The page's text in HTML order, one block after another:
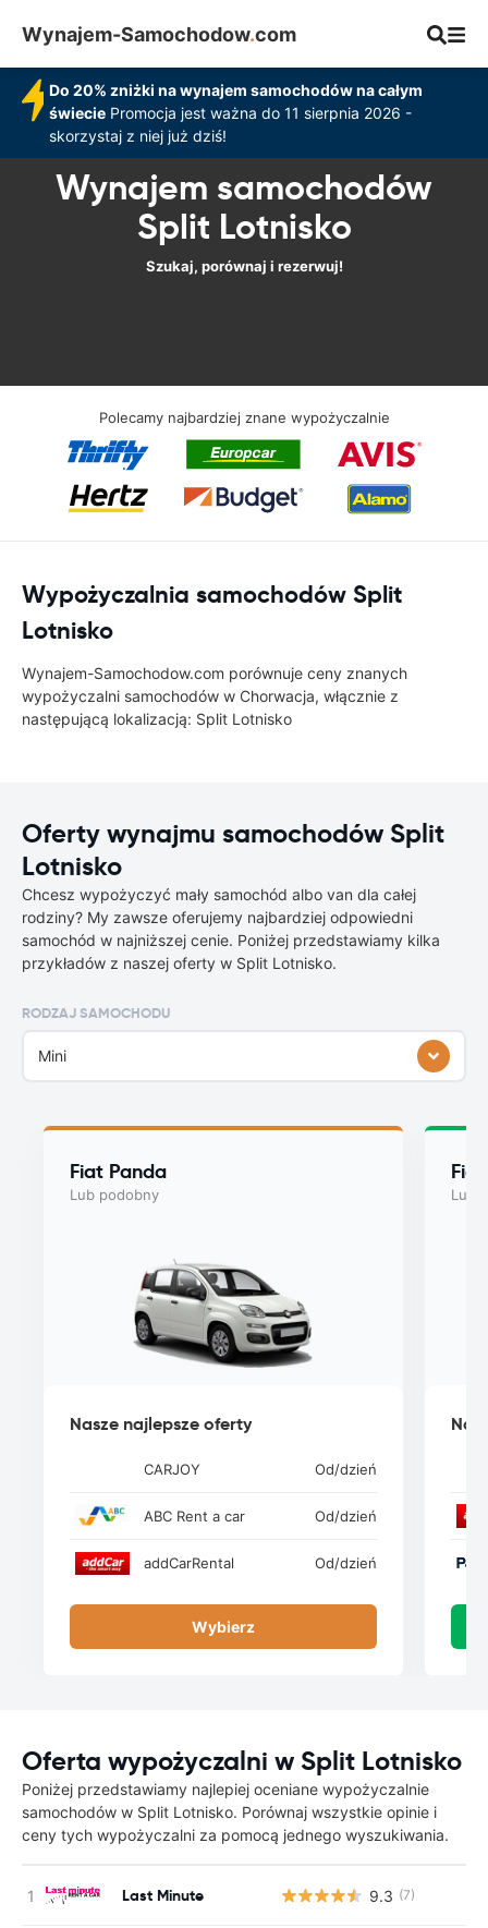
Wynajem-Samochodow.com
Do 20% zniżki na wynajem samochodów na całym
świeciePromocja jest ważna do 11 sierpnia 2026 -
skorzystaj z niej już dziś!
Wynajem samochodów
Split Lotnisko
Szukaj, porównaj i rezerwuj!
Polecamy najbardziej znane wypożyczalnie
Wypożyczalnia samochodów Split
Lotnisko
Wynajem-Samochodow.com porównuje ceny znanych
wypożyczalni samochodów w Chorwacja, włącznie z
następującą lokalizacją: Split Lotnisko
Oferty wynajmu samochodów Split
Lotnisko
Chcesz wypożyczyć mały samochód albo van dla całej
rodziny? My zawsze oferujemy najbardziej odpowiedni
samochód w najniższej cenie. Poniżej przedstawiamy kilka
przykładów z naszej oferty w Split Lotnisko.
RODZAJ SAMOCHODU
Mini
Fiat Panda
Lub podobny
Nasze najlepsze oferty
CARJOY Od/dzień
ABC Rent a car Od/dzień
addCarRental Od/dzień
Wybierz
Lub
Oferta wypożyczalni w Split Lotnisko
Poniżej przedstawiamy najlepiej oceniane wypożyczalnie
samochodów w Split Lotnisko. Porównaj wszystkie opinie i
ceny tych wypożyczalni za pomocą jednego wyszukiwania.
Last Minute 9.3 (7)